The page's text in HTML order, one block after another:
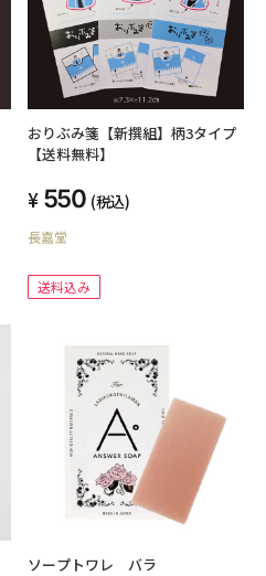
おりぶみ箋【新撰組】柄3タイプ
【送料無料】
550 (税込)
長嘉堂
送料込み
ソープトワレ バラ